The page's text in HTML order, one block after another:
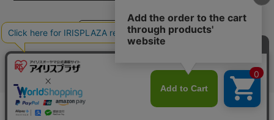
コーポレートサイト
Copyright © 2001 IRISPLAZA. ALL Rights Reserved.